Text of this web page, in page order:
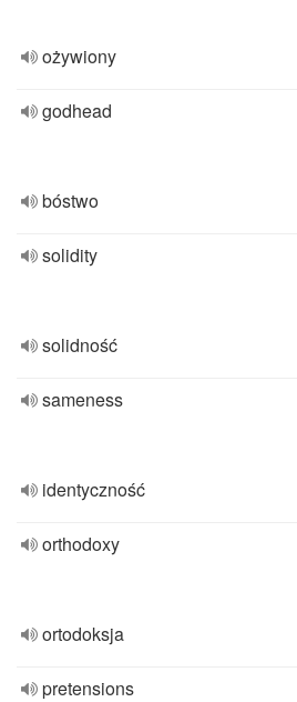
ożywiony
godhead
bóstwo
solidity
solidność
sameness
identyczność
orthodoxy
ortodoksja
pretensions